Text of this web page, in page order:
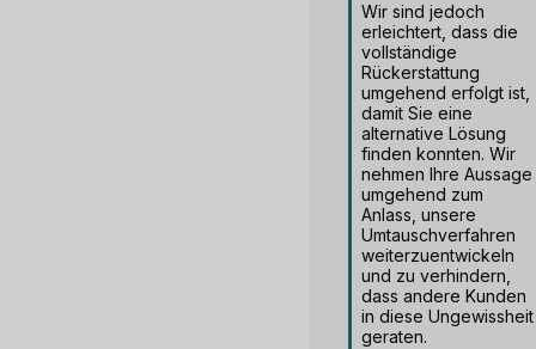
Wir sind jedoch
erleichtert, dass die
vollständige
Rückerstattung
umgehend erfolgt ist,
damit Sie eine
alternative Lösung
finden konnten. Wir
nehmen Ihre Aussage
umgehend zum
Anlass, unsere
Umtauschverfahren
weiterzuentwickeln
und zu verhindern,
dass andere Kunden
in diese Ungewissheit
geraten.